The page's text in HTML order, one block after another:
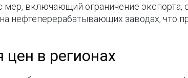
включающий ограничение экспорта,
нефтеперерабатывающих заводах, что
в регионах